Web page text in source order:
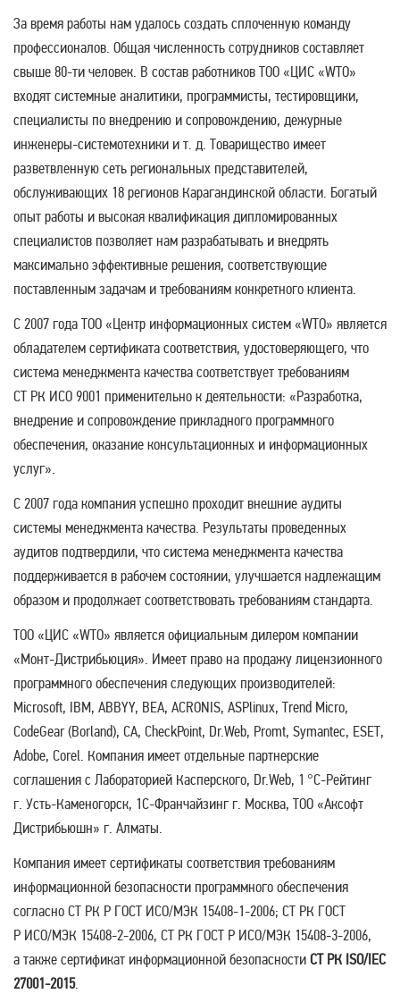
За время работы нам удалось создать сплоченную команду
профессионалов. Общая численность сотрудников составляет
свыше 80-ти человек. В состав работников ТОО «ЦИС «WTO»
входят системные аналитики, программисты, тестировщики,
специалисты по внедрению и сопровождению, дежурные
инженеры-системотехники и т. д. Товарищество имеет
разветвленную сеть региональных представителей,
обслуживающих 18 регионов Карагандинской области. Богатый
опыт работы и высокая квалификация дипломированных
специалистов позволяет нам разрабатывать и внедрять
максимально эффективные решения, соответствующие
поставленным задачам и требованиям конкретного клиента.
С 2007 года ТОО «Центр информационных систем «WTO» является
обладателем сертификата соответствия, удостоверяющего, что
система менеджмента качества соответствует требованиям
СТ РК ИСО 9001 применительно к деятельности: «Разработка,
внедрение и сопровождение прикладного программного
обеспечения, оказание консультационных и информационных
услуг».
С 2007 года компания успешно проходит внешние аудиты
системы менеджмента качества. Результаты проведенных
аудитов подтвердили, что система менеджмента качества
поддерживается в рабочем состоянии, улучшается надлежащим
образом и продолжает соответствовать требованиям стандарта.
ТОО «ЦИС «WTO» является официальным дилером компании
«Монт-Дистрибьюция». Имеет право на продажу лицензионного
программного обеспечения следующих производителей:
Microsoft, IBM, ABBYY, BEA, ACRONIS, ASPlinux, Trend Micro,
CodeGear (Borland), CA, CheckPoint, Dr.Web, Promt, Symantec, ESET,
Adobe, Corel. Компания имеет отдельные партнерские
соглашения с Лабораторией Касперского, Dr.Web, 1 °C-Рейтинг
г. Усть-Каменогорск, 1С-Франчайзинг г. Москва, ТОО «Аксофт
Дистрибьюшн» г. Алматы.
Компания имеет сертификаты соответствия требованиям
информационной безопасности программного обеспечения
согласно СТ РК P ГОСТ ИСО/МЭК 15408-1-2006; СТ РК ГОСТ
P ИСО/МЭК 15408-2-2006, СТ РК ГОСТ P ИСО/МЭК 15408-3-2006,
а также сертификат информационной безопасностиСТ РК ISO/IEC
27001-2015.